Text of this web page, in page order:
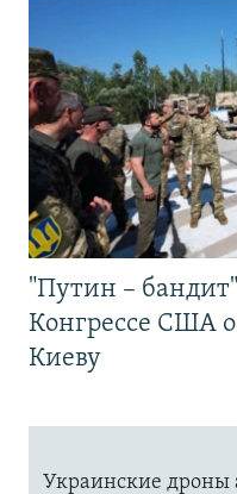
"Путин –
Конгрессе США
Киеву